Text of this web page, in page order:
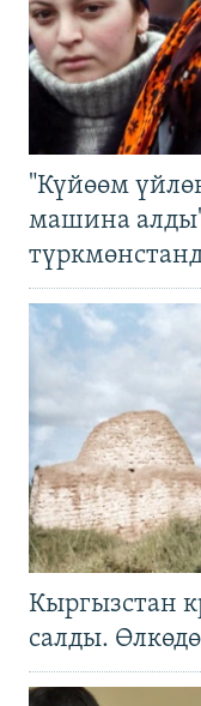
"Күйөөм
машина
Кыргызстан
салды.